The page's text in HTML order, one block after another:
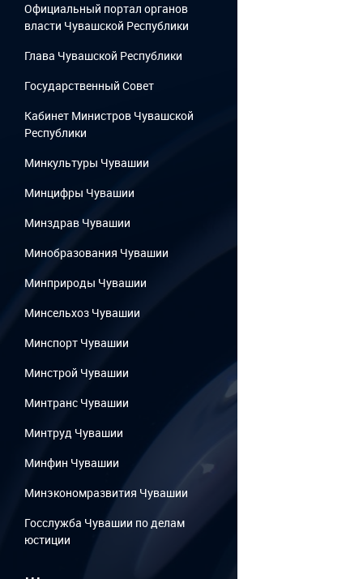
Официальный портал органов
власти Чувашской Республики
Глава Чувашской Республики
Государственный Cовет
Кабинет Министров Чувашской
Республики
Минкультуры Чувашии
Минцифры Чувашии
Минздрав Чувашии
Минобразования Чувашии
Минприроды Чувашии
Минсельхоз Чувашии
Минспорт Чувашии
Минстрой Чувашии
Минтранс Чувашии
Минтруд Чувашии
Минфин Чувашии
Минэкономразвития Чувашии
Госслужба Чувашии по делам
юстиции
...